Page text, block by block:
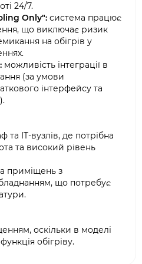
24/7.
Only": система працює
що виключає ризик
на обігрів у
можливість інтеграції в
(за умови
інтерфейсу та
IT-вузлів, де потрібна
та високий рівень
приміщень з
що потребує
оскільки в моделі
обігріву.